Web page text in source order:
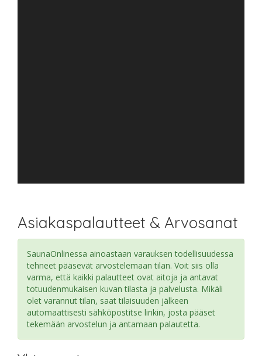
Asiakaspalautteet & Arvosanat
SaunaOnlinessa ainoastaan varauksen todellisuudessa
tehneet pääsevät arvostelemaan tilan. Voit siis olla
varma, että kaikki palautteet ovat aitoja ja antavat
totuudenmukaisen kuvan tilasta ja palvelusta. Mikäli
olet varannut tilan, saat tilaisuuden jälkeen
automaattisesti sähköpostitse linkin, josta pääset
tekemään arvostelun ja antamaan palautetta.